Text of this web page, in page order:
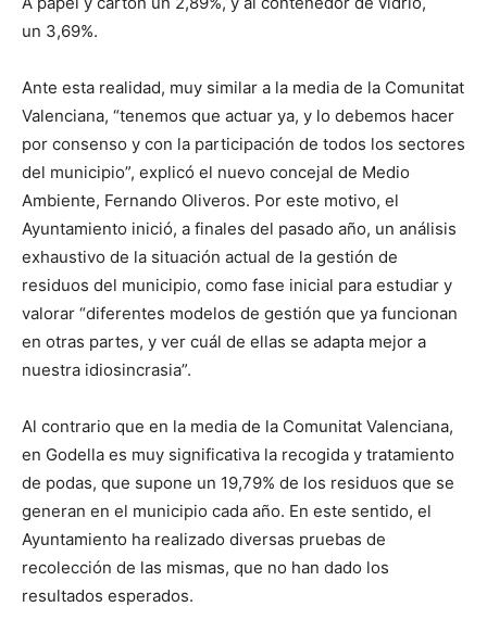
un 3,69%.
Ante esta realidad, muy similar a la media de la Comunitat
Valenciana, “tenemos que actuar ya, y lo debemos hacer
por consenso y con la participación de todos los sectores
del municipio”, explicó el nuevo concejal de Medio
Ambiente, Fernando Oliveros. Por este motivo, el
Ayuntamiento inició, a finales del pasado año, un análisis
exhaustivo de la situación actual de la gestión de
residuos del municipio, como fase inicial para estudiar y
valorar “diferentes modelos de gestión que ya funcionan
en otras partes, y ver cuál de ellas se adapta mejor a
nuestra idiosincrasia”.
Al contrario que en la media de la Comunitat Valenciana,
en Godella es muy significativa la recogida y tratamiento
de podas, que supone un 19,79% de los residuos que se
generan en el municipio cada año. En este sentido, el
Ayuntamiento ha realizado diversas pruebas de
recolección de las mismas, que no han dado los
resultados esperados.